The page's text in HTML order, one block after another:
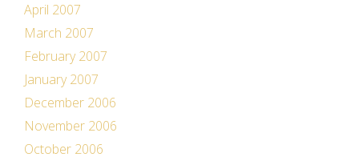
April 2007
March 2007
February 2007
January 2007
December 2006
November 2006
October 2006